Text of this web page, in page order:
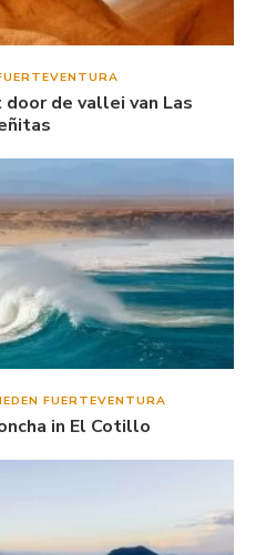
de vallei van Las
FUERTEVENTURA
in El Cotillo